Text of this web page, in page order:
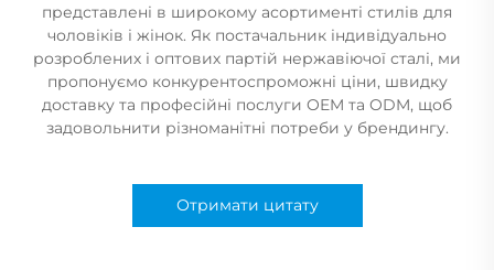
представлені в широкому асортименті стилів для
чоловіків і жінок. Як постачальник індивідуально
розроблених і оптових партій нержавіючої сталі, ми
пропонуємо конкурентоспроможні ціни, швидку
доставку та професійні послуги OEM та ODM, щоб
задовольнити різноманітні потреби у брендингу.
Отримати цитату